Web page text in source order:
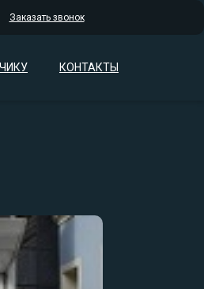
Заказать звонок
КОНТАКТЫ